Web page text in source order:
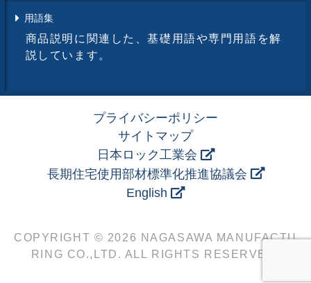
用語集
商品説明に関連した、基礎用語や専門用語を解
説しています。
プライバシーポリシー
サイトマップ
日本ロック工業会
長期住宅使用部材標準化推進協議会
English
COPYRIGHT © 2026 NAGASAWA MANUFACTU
RING CO.,LTD. ALL RIGHTS RESERVED.